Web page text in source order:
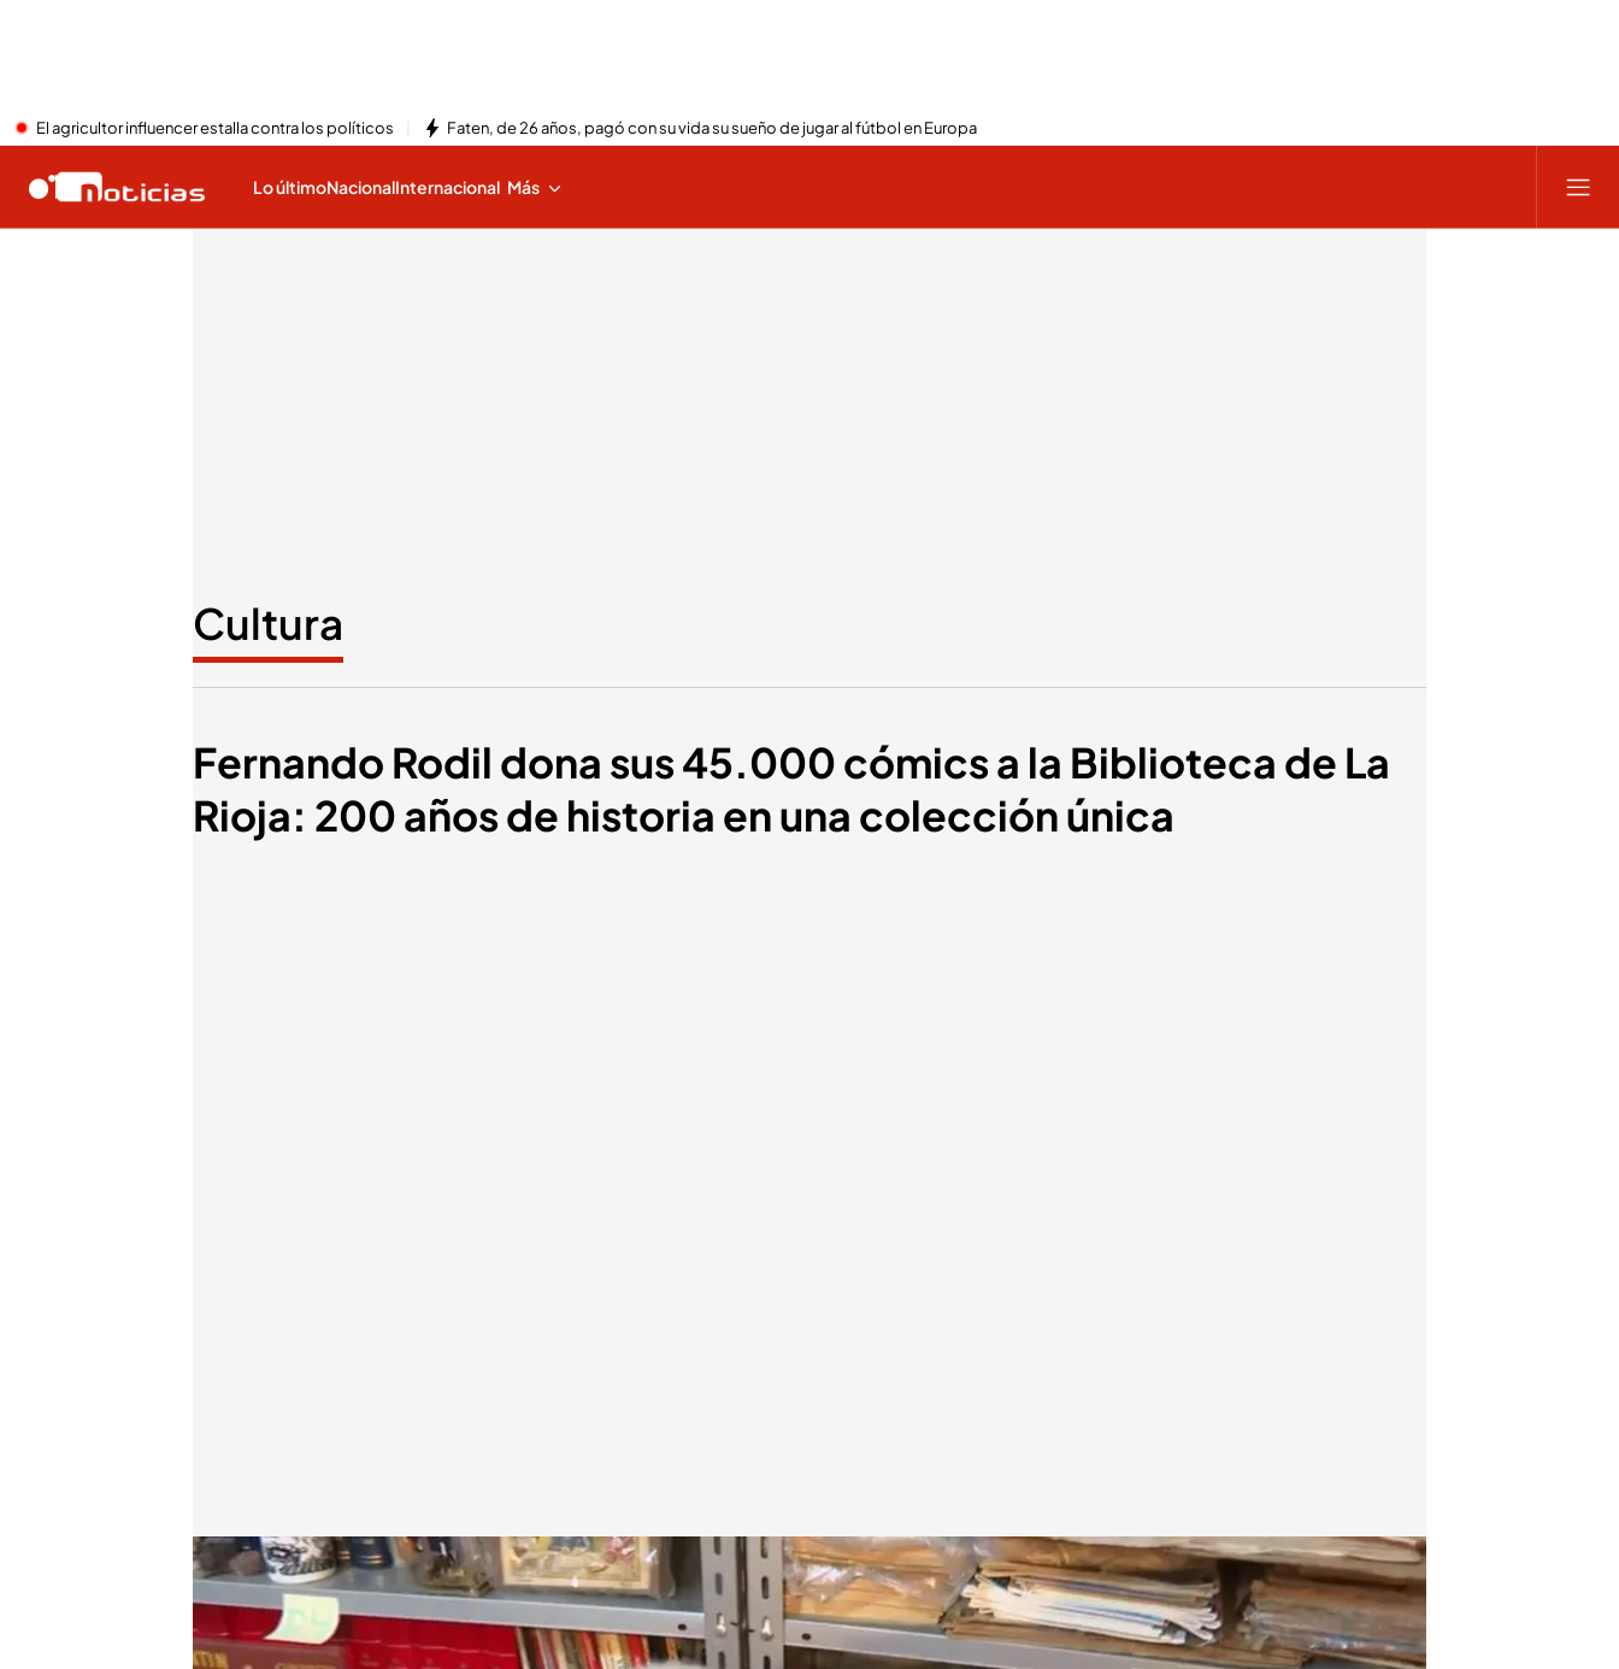
El agricultor influencer estalla contra los políticos Faten, de 26 años, pagó con su vida su sueño de jugar al fútbol en Europa
Lo últimoNacionalInternacional Más
Cultura
Fernando Rodil dona sus 45.000 cómics a la Biblioteca de La
Rioja: 200 años de historia en una colección única
La colección única de cómics que Fernando Rodil ha donado a la Biblioteca de La Rioja .IMAGEN: Asier Corral
Redacción digital Noticias Cuatro Europa Press
18 MAR 2025 - 18:19h.